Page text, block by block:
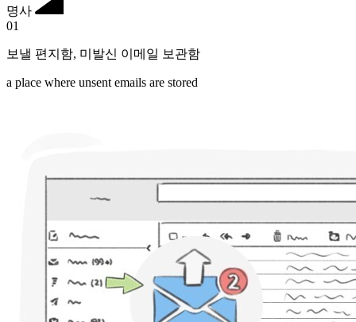
명사
01
보낼 편지함, 미발신 이메일 보관함
a place where unsent emails are stored